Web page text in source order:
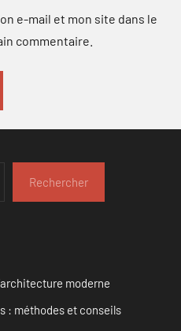
e-mail et mon site dans le
commentaire.
Rechercher
moderne
: méthodes et conseils